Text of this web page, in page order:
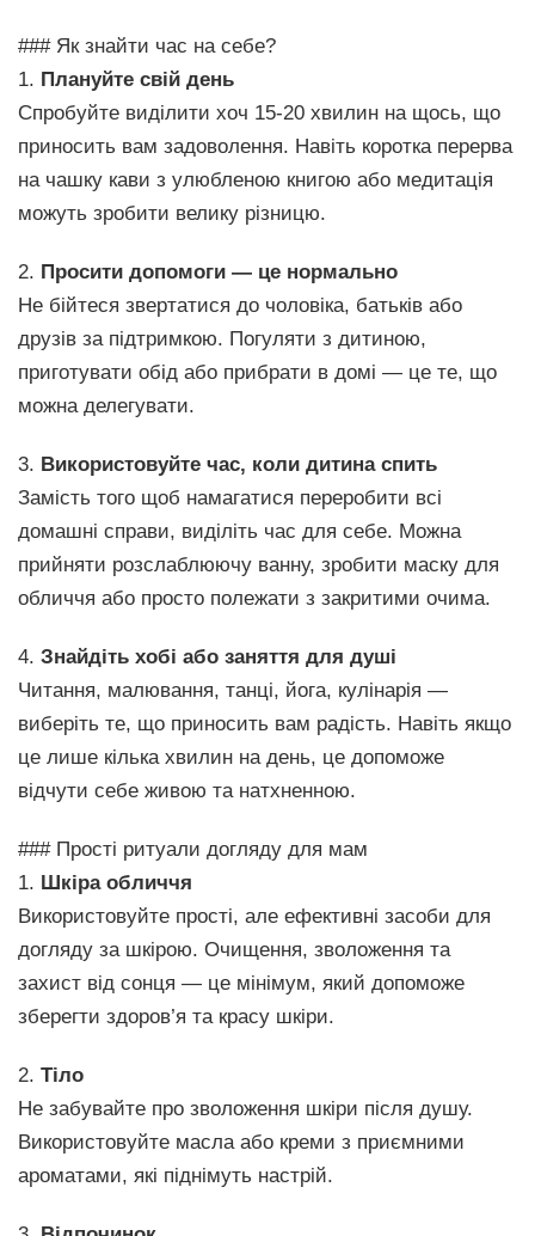
### Як знайти час на себе?
1. Плануйте свій день
Спробуйте виділити хоч 15-20 хвилин на щось, що
приносить вам задоволення. Навіть коротка перерва
на чашку кави з улюбленою книгою або медитація
можуть зробити велику різницю.
2. Просити допомоги — це нормально
Не бійтеся звертатися до чоловіка, батьків або
друзів за підтримкою. Погуляти з дитиною,
приготувати обід або прибрати в домі — це те, що
можна делегувати.
3. Використовуйте час, коли дитина спить
Замість того щоб намагатися переробити всі
домашні справи, виділіть час для себе. Можна
прийняти розслаблюючу ванну, зробити маску для
обличчя або просто полежати з закритими очима.
4. Знайдіть хобі або заняття для душі
Читання, малювання, танці, йога, кулінарія —
виберіть те, що приносить вам радість. Навіть якщо
це лише кілька хвилин на день, це допоможе
відчути себе живою та натхненною.
### Прості ритуали догляду для мам
1. Шкіра обличчя
Використовуйте прості, але ефективні засоби для
догляду за шкірою. Очищення, зволоження та
захист від сонця — це мінімум, який допоможе
зберегти здоров’я та красу шкіри.
2. Тіло
Не забувайте про зволоження шкіри після душу.
Використовуйте масла або креми з приємними
ароматами, які піднімуть настрій.